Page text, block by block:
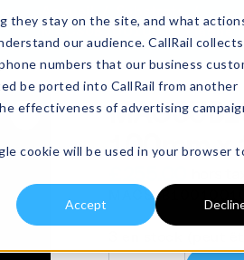
they stay on the site, and what
our audience. CallRail
numbers that our business
be ported into CallRail from another
effectiveness of advertising
cookie will be used in your browser
Accept
MACSUB10010010
100mm x
3 en stock (peut
quantité